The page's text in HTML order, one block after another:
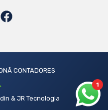
CONTADORES
& JR Tecnologia
1